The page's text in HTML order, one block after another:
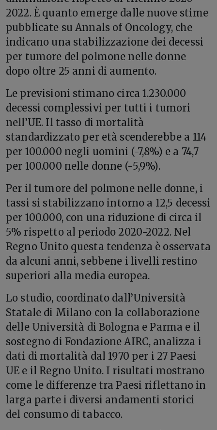
2022. È quanto emerge dalle nuove stime
pubblicate su Annals of Oncology, che
indicano una stabilizzazione dei decessi
per tumore del polmone nelle donne
dopo oltre 25 anni di aumento.
Le previsioni stimano circa 1.230.000
decessi complessivi per tutti i tumori
nell’UE. Il tasso di mortalità
standardizzato per età scenderebbe a 114
per 100.000 negli uomini (-7,8%) e a 74,7
per 100.000 nelle donne (-5,9%).
Per il tumore del polmone nelle donne, i
tassi si stabilizzano intorno a 12,5 decessi
per 100.000, con una riduzione di circa il
5% rispetto al periodo 2020-2022. Nel
Regno Unito questa tendenza è osservata
da alcuni anni, sebbene i livelli restino
superiori alla media europea.
Lo studio, coordinato dall’Università
Statale di Milano con la collaborazione
delle Università di Bologna e Parma e il
sostegno di Fondazione AIRC, analizza i
dati di mortalità dal 1970 per i 27 Paesi
UE e il Regno Unito. I risultati mostrano
come le differenze tra Paesi riflettano in
larga parte i diversi andamenti storici
del consumo di tabacco.